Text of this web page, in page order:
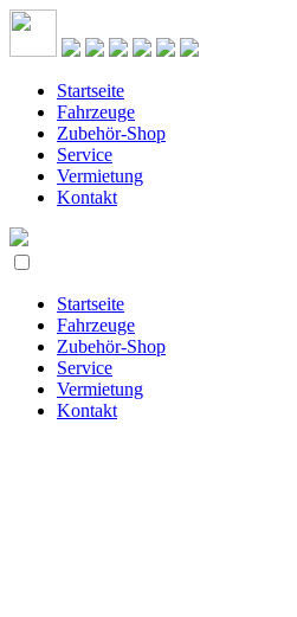
Startseite
Fahrzeuge
Zubehör-Shop
Service
Vermietung
Kontakt
Startseite
Fahrzeuge
Zubehör-Shop
Service
Vermietung
Kontakt